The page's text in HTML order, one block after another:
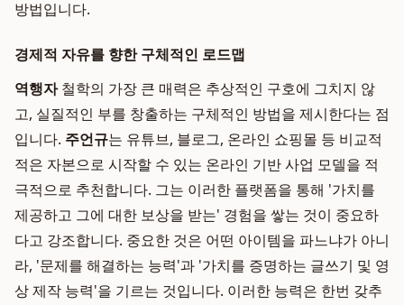
방법입니다.
경제적 자유를 향한 구체적인 로드맵
역행자철학의 가장 큰 매력은 추상적인 구호에 그치지 않
고, 실질적인 부를 창출하는 구체적인 방법을 제시한다는 점
입니다. 주언규는 유튜브, 블로그, 온라인 쇼핑몰 등 비교적
적은 자본으로 시작할 수 있는 온라인 기반 사업 모델을 적
극적으로 추천합니다. 그는 이러한 플랫폼을 통해 '가치를
제공하고 그에 대한 보상을 받는' 경험을 쌓는 것이 중요하
다고 강조합니다. 중요한 것은 어떤 아이템을 파느냐가 아니
라, '문제를 해결하는 능력'과 '가치를 증명하는 글쓰기 및 영
상 제작 능력'을 기르는 것입니다. 이러한 능력은 한번 갖추